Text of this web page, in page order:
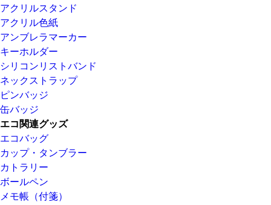
アクリルスタンド
アクリル色紙
アンブレラマーカー
キーホルダー
シリコンリストバンド
ネックストラップ
ピンバッジ
缶バッジ
エコ関連グッズ
エコバッグ
カップ・タンブラー
カトラリー
ボールペン
メモ帳（付箋）